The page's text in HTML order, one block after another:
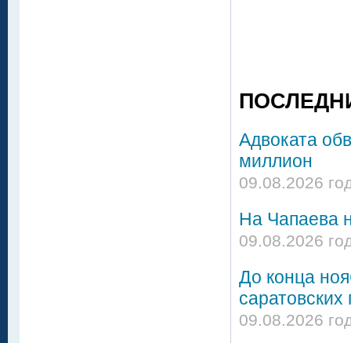
Адвоката
миллион
09.08.2026
На Чапаева
09.08.2026
До конца
09.08.2026